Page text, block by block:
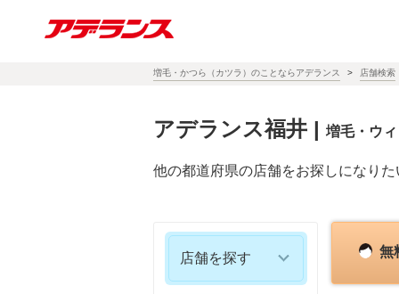
増毛・かつら（カツラ）のことならアデランス 店舗検索
アデランス福井 | 増毛・ウ
他の都道府県の店舗をお探しになり
店舗を探す 無